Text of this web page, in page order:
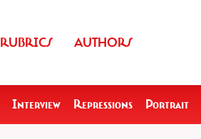
RUBRICS AUTHORS
Interview Repressions Portrait